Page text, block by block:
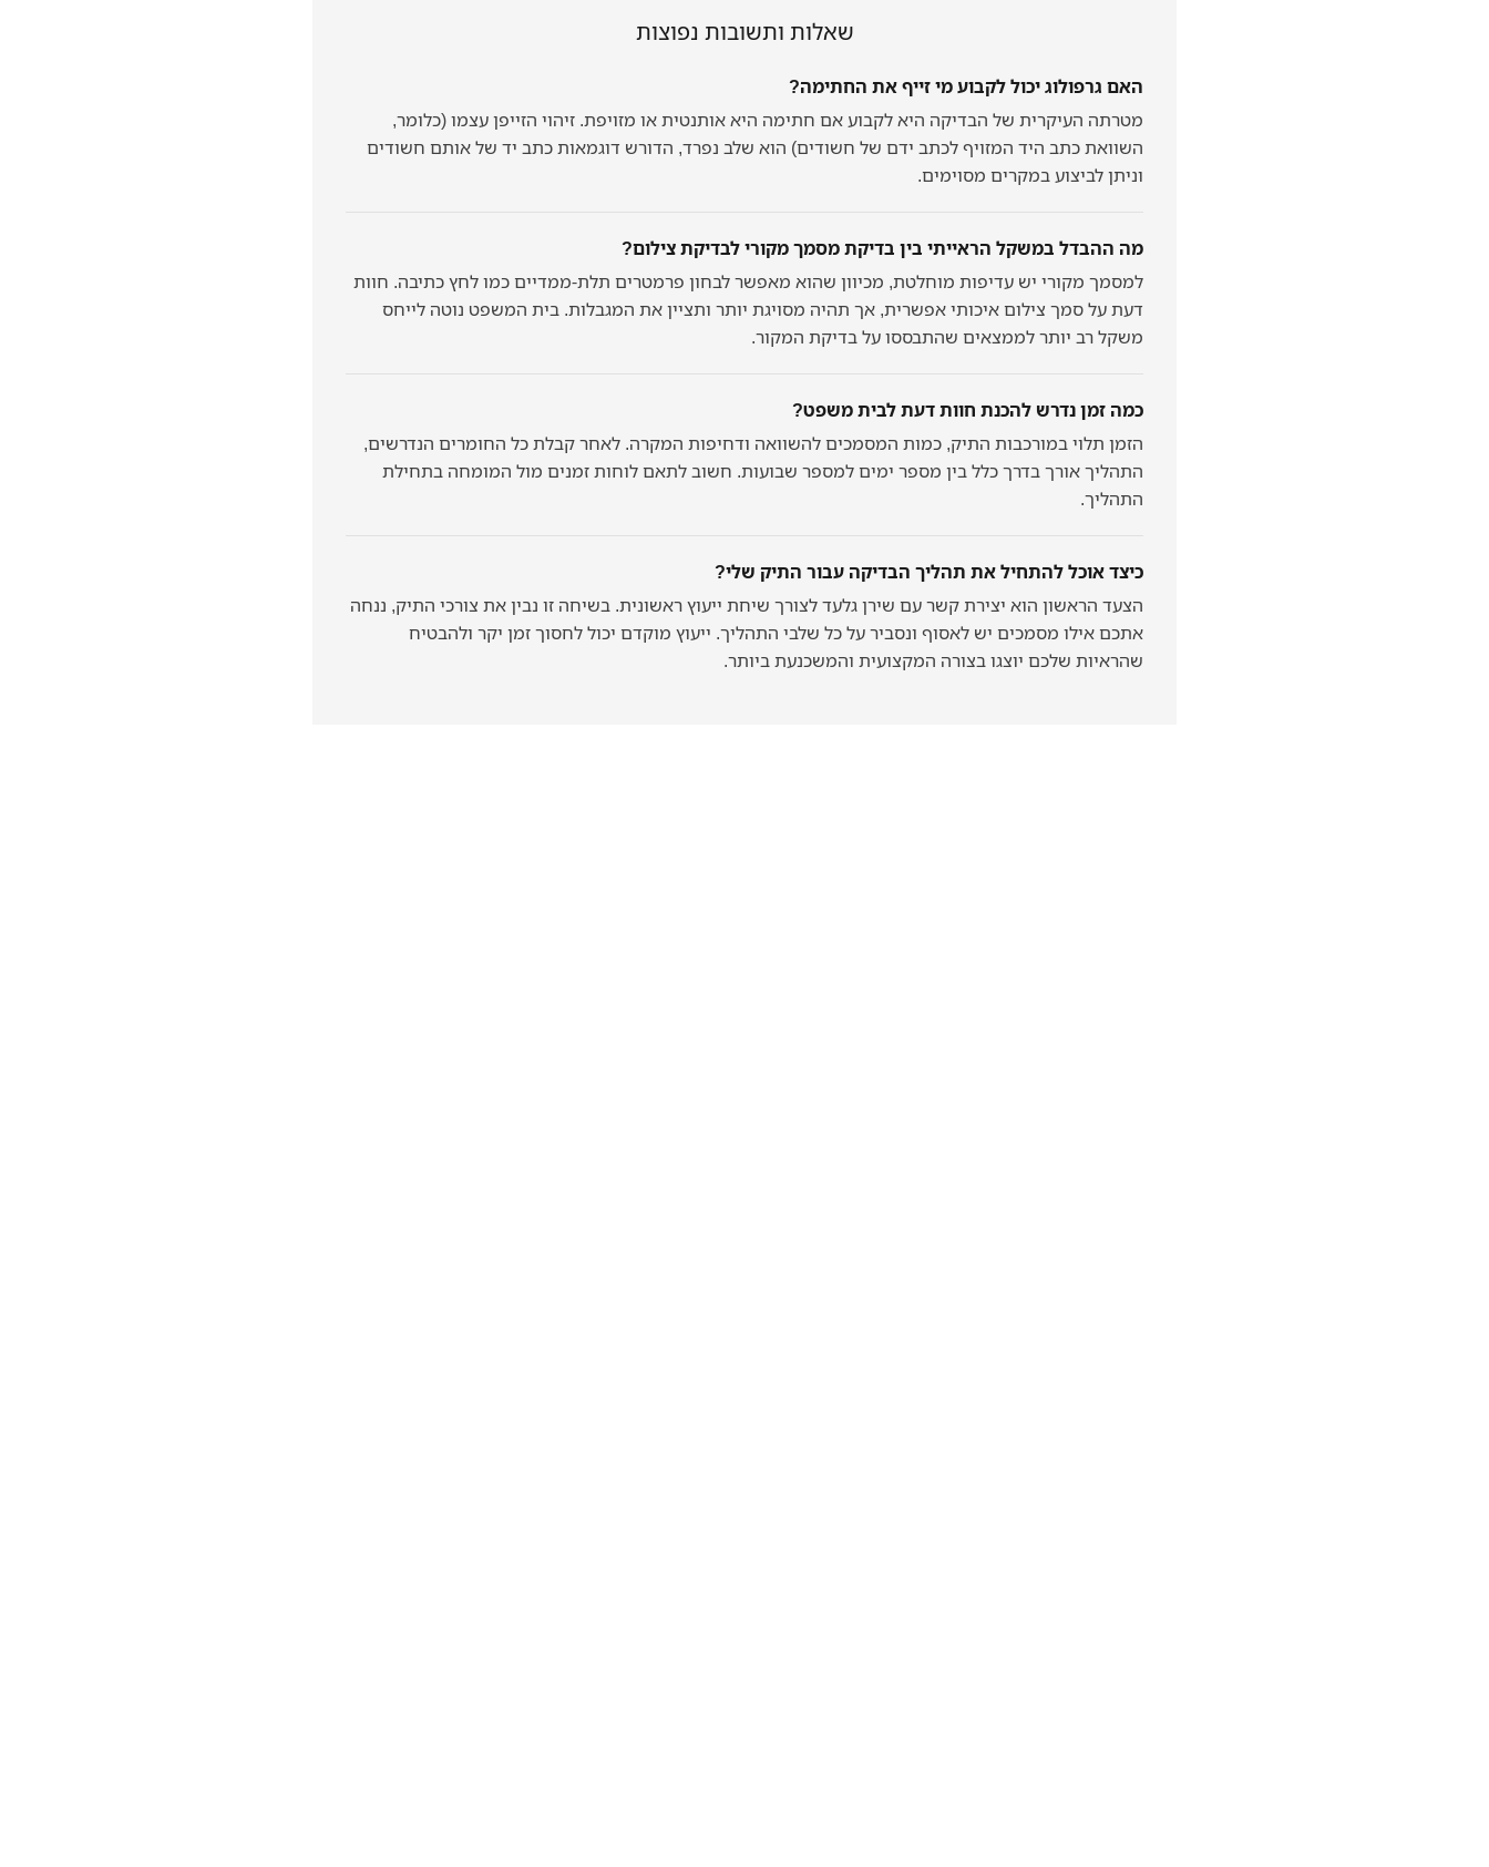
שאלות ותשובות נפוצות
האם גרפולוג יכול לקבוע מי זייף את החתימה?
מטרתה העיקרית של הבדיקה היא לקבוע אם חתימה היא אותנטית או מזויפת. זיהוי הזייפן עצמו (כלומר,
השוואת כתב היד המזויף לכתב ידם של חשודים) הוא שלב נפרד, הדורש דוגמאות כתב יד של אותם חשודים
וניתן לביצוע במקרים מסוימים.
מה ההבדל במשקל הראייתי בין בדיקת מסמך מקורי לבדיקת צילום?
למסמך מקורי יש עדיפות מוחלטת, מכיוון שהוא מאפשר לבחון פרמטרים תלת-ממדיים כמו לחץ כתיבה. חוות
דעת על סמך צילום איכותי אפשרית, אך תהיה מסויגת יותר ותציין את המגבלות. בית המשפט נוטה לייחס
משקל רב יותר לממצאים שהתבססו על בדיקת המקור.
כמה זמן נדרש להכנת חוות דעת לבית משפט?
הזמן תלוי במורכבות התיק, כמות המסמכים להשוואה ודחיפות המקרה. לאחר קבלת כל החומרים הנדרשים,
התהליך אורך בדרך כלל בין מספר ימים למספר שבועות. חשוב לתאם לוחות זמנים מול המומחה בתחילת
התהליך.
כיצד אוכל להתחיל את תהליך הבדיקה עבור התיק שלי?
הצעד הראשון הוא יצירת קשר עם שירן גלעד לצורך שיחת ייעוץ ראשונית. בשיחה זו נבין את צורכי התיק, ננחה
אתכם אילו מסמכים יש לאסוף ונסביר על כל שלבי התהליך. ייעוץ מוקדם יכול לחסוך זמן יקר ולהבטיח
שהראיות שלכם יוצגו בצורה המקצועית והמשכנעת ביותר.